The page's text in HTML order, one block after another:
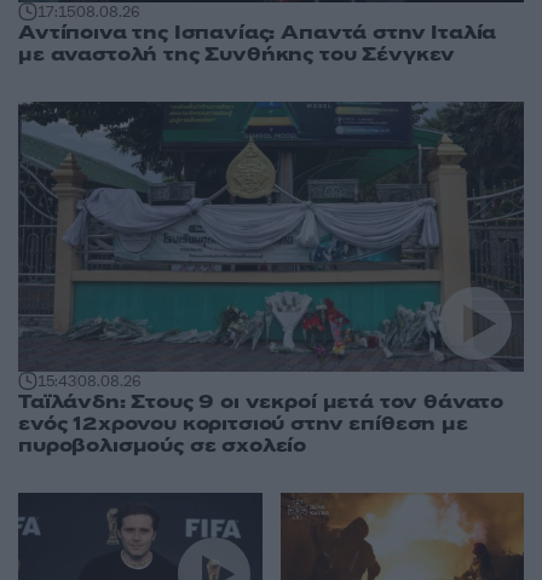
17:1508.08.26
Αντίποινα της Ισπανίας: Απαντά στην Ιταλία
με αναστολή της Συνθήκης του Σένγκεν
15:4308.08.26
Ταϊλάνδη: Στους 9 οι νεκροί μετά τον θάνατο
ενός 12χρονου κοριτσιού στην επίθεση με
πυροβολισμούς σε σχολείο